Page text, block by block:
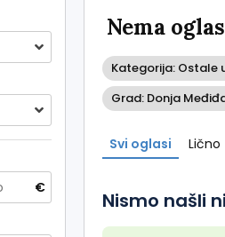
€
Nema
Kategorija: Ostale
Grad: Donja
Svi oglasi Lično
Nismo našli